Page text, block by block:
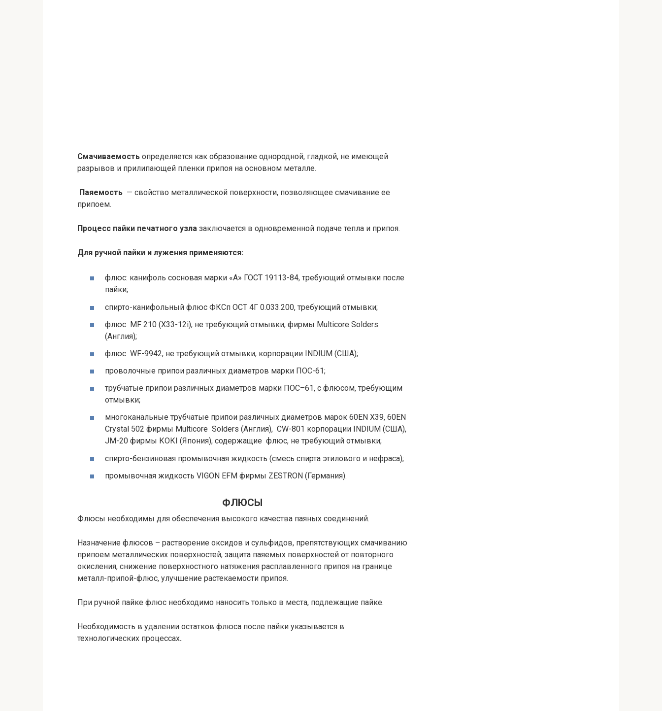
Смачиваемость определяется как образование однородной, гладкой, не имеющей
разрывов и прилипающей пленки припоя на основном металле.
Паяемость — свойство металлической поверхности, позволяющее смачивание ее
припоем.
Процесс пайки печатного узла заключается в одновременной подаче тепла и припоя.
Для ручной пайки и лужения применяются:
флюс: канифоль сосновая марки «А» ГОСТ 19113-84, требующий отмывки после
пайки;
спирто-канифольный флюс ФКСп ОСТ 4Г 0.033.200, требующий отмывки;
флюс MF 210 (Х33-12i), не требующий отмывки, фирмы Multicore Solders
(Англия);
флюс WF-9942, не требующий отмывки, корпорации INDIUM (США);
проволочные припои различных диаметров марки ПОС-61;
трубчатые припои различных диаметров марки ПОС–61, с флюсом, требующим
отмывки;
многоканальные трубчатые припои различных диаметров марок 60EN Х39, 60EN
Crystal 502 фирмы Multicore Solders (Англия), СW-801 корпорации INDIUM (США),
JM-20 фирмы КОКI (Япония), содержащие флюс, не требующий отмывки;
спирто-бензиновая промывочная жидкость (смесь спирта этилового и нефраса);
промывочная жидкость VIGON EFM фирмы ZESTRON (Германия).
ФЛЮСЫ
Флюсы необходимы для обеспечения высокого качества паяных соединений.
Назначение флюсов – растворение оксидов и сульфидов, препятствующих смачиванию
припоем металлических поверхностей, защита паяемых поверхностей от повторного
окисления, снижение поверхностного натяжения расплавленного припоя на границе
металл-припой-флюс, улучшение растекаемости припоя.
При ручной пайке флюс необходимо наносить только в места, подлежащие пайке.
Необходимость в удалении остатков флюса после пайки указывается в
технологических процессах.